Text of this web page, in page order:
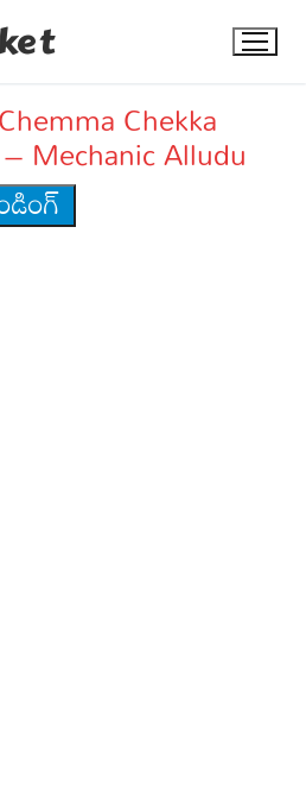
Chekka
Mechanic Alludu